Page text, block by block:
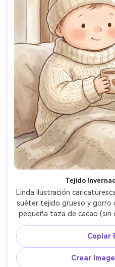
Tejido
Linda ilustración
suéter tejido grueso y gorro
pequeña taza de cacao (sin
tierno), fondo de ventana
sombreado suave,
poca profundidad
Copiar
Crear